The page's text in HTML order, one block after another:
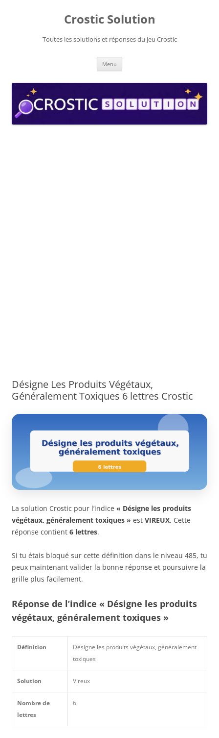
Crostic Solution
Toutes les solutions et réponses du jeu Crostic
Menu
Désigne Les Produits Végétaux,
Généralement Toxiques 6 lettres Crostic
La solution Crostic pour l’indice « Désigne les produits
végétaux, généralement toxiques » est VIREUX. Cette
réponse contient 6 lettres.
Si tu étais bloqué sur cette définition dans le niveau 485, tu
peux maintenant valider la bonne réponse et poursuivre la
grille plus facilement.
Réponse de l’indice « Désigne les produits
végétaux, généralement toxiques »
Définition
Désigne les produits végétaux, généralement
toxiques
Solution Vireux
Nombre de
lettres
6